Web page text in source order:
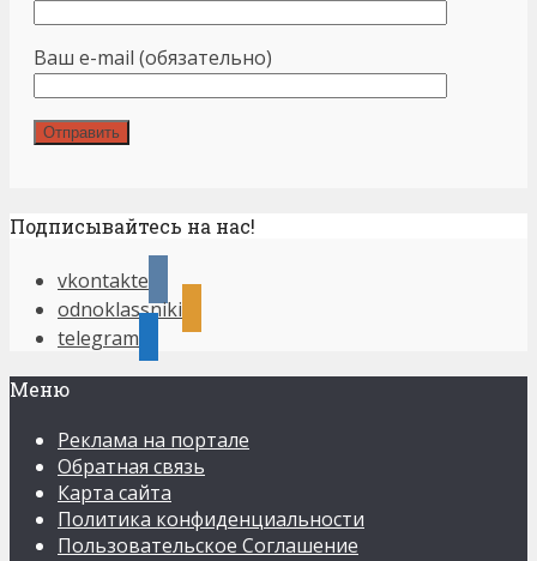
Ваш e-mail (обязательно)
Подписывайтесь на нас!
vkontakte
odnoklassniki
telegram
Меню
Реклама на портале
Обратная связь
Карта сайта
Политика конфиденциальности
Пользовательское Соглашение